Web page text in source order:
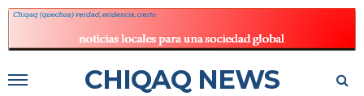
CHIQAQ NEWS